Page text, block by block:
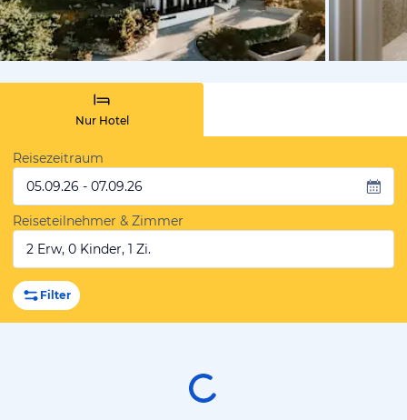
von
Nur Hotel
Reisezeitraum
05.09.26 - 07.09.26
Reiseteilnehmer & Zimmer
2 Erw, 0 Kinder, 1 Zi.
Filter